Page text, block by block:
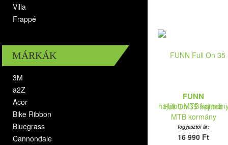
Villa
Frappé
MÁRKÁK
3M
a2Z
Acor
Bike Ribbon
Bluegrass
Cannondale
FUNN
Full On 35 hajlított
MTB kormány
fogyasztói ár:
16 990 Ft